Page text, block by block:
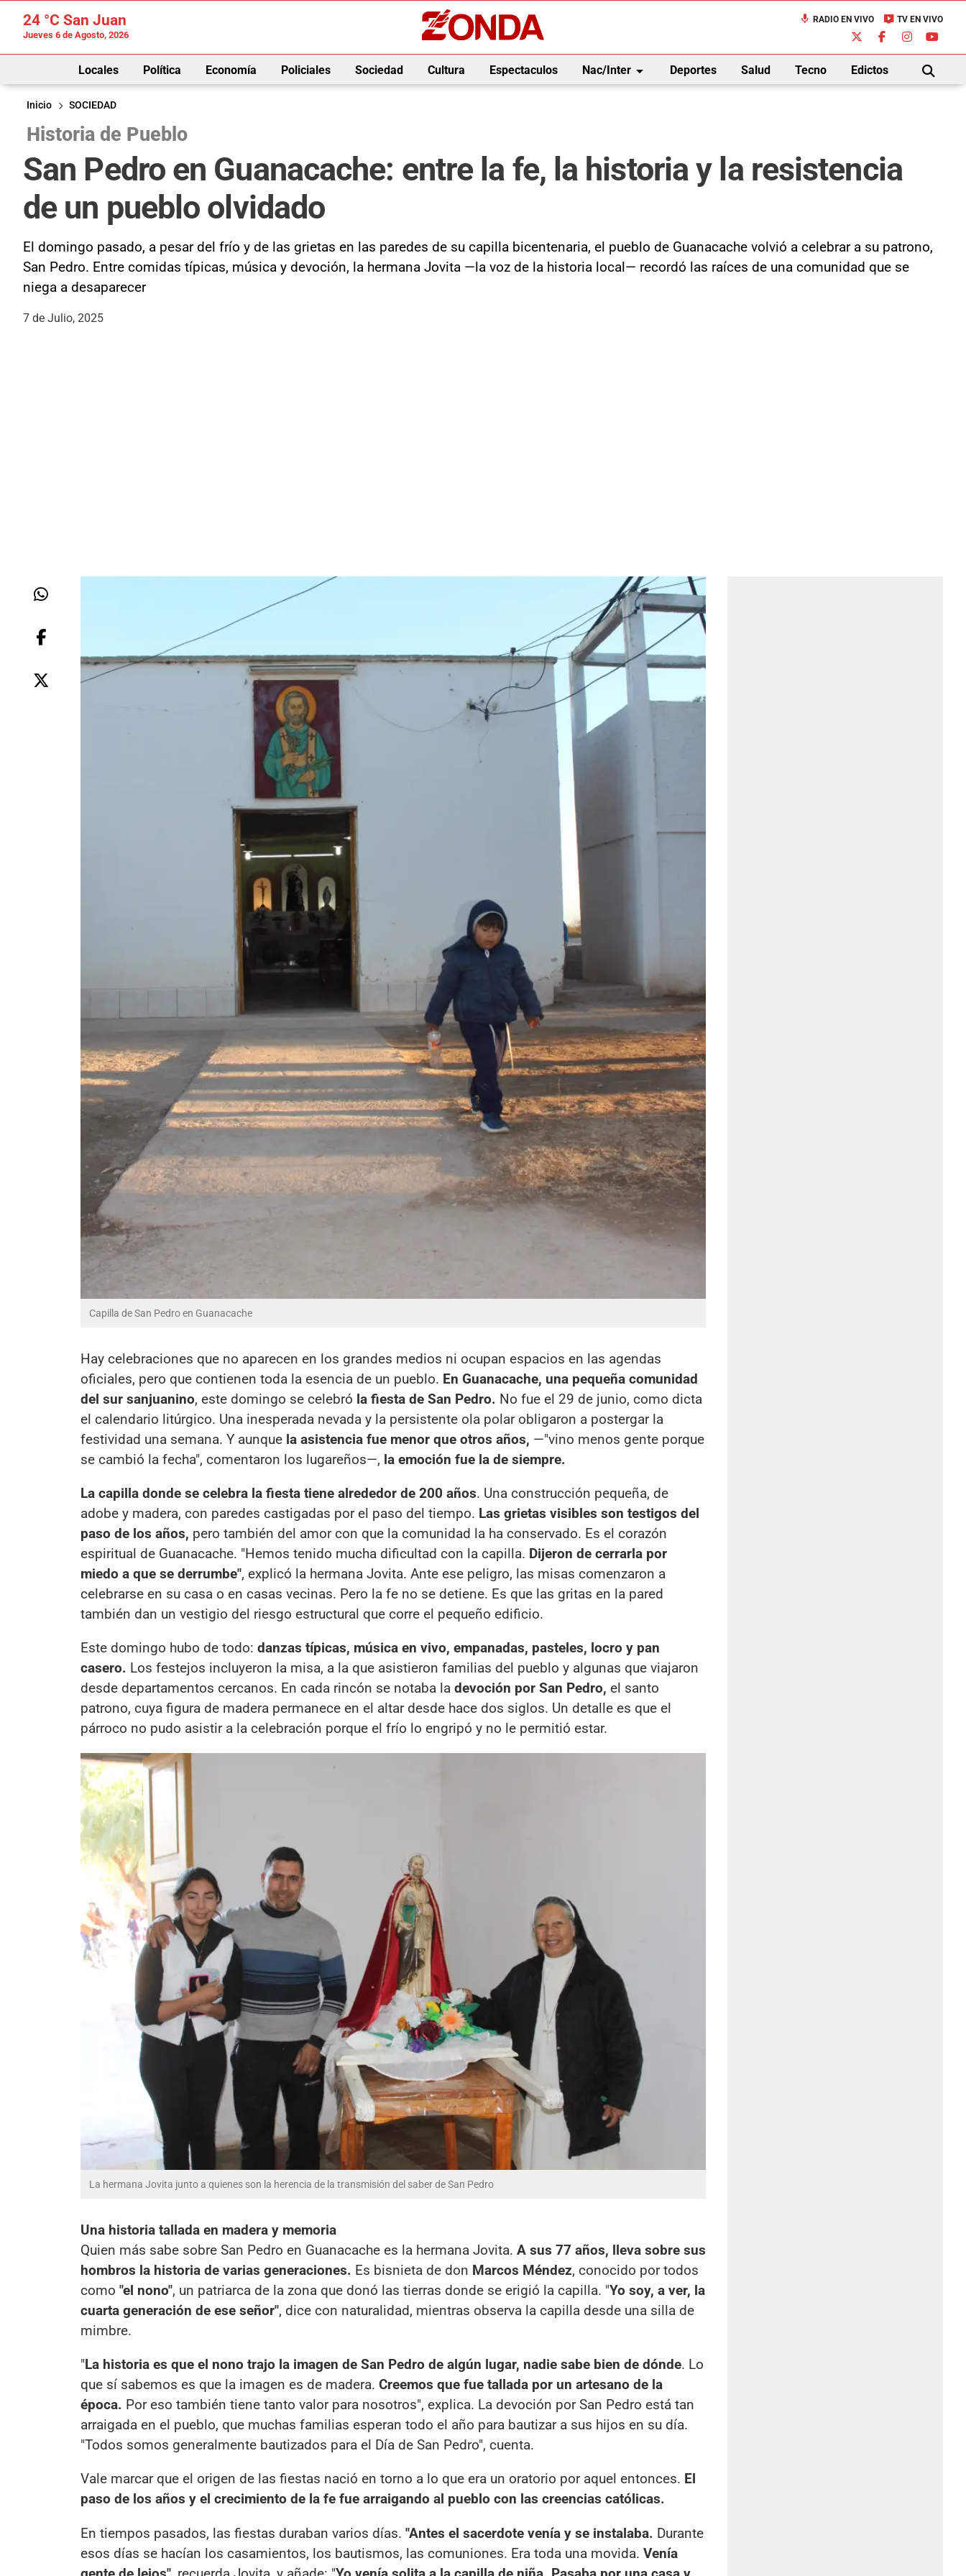
24 °C San Juan
Jueves 6 de Agosto, 2026
mic RADIO EN VIVO live_tv TV EN VIVO
Locales Política Economía Policiales Sociedad Cultura Espectaculos Nac/Interarrow_drop_down Deportes Salud Tecno Edictos
BUSCAR
Inicio
SOCIEDAD
Historia de Pueblo
San Pedro en Guanacache: entre la fe, la historia y la resistencia
de un pueblo olvidado
El domingo pasado, a pesar del frío y de las grietas en las paredes de su capilla bicentenaria, el pueblo de Guanacache volvió a celebrar a su patrono,
San Pedro. Entre comidas típicas, música y devoción, la hermana Jovita —la voz de la historia local— recordó las raíces de una comunidad que se
niega a desaparecer
7 de Julio, 2025
Capilla de San Pedro en Guanacache
Hay celebraciones que no aparecen en los grandes medios ni ocupan espacios en las agendas
oficiales, pero que contienen toda la esencia de un pueblo. En Guanacache, una pequeña comunidad
del sur sanjuanino, este domingo se celebró la fiesta de San Pedro. No fue el 29 de junio, como dicta
el calendario litúrgico. Una inesperada nevada y la persistente ola polar obligaron a postergar la
festividad una semana. Y aunque la asistencia fue menor que otros años, —"vino menos gente porque
se cambió la fecha", comentaron los lugareños—, la emoción fue la de siempre.
La capilla donde se celebra la fiesta tiene alrededor de 200 años. Una construcción pequeña, de
adobe y madera, con paredes castigadas por el paso del tiempo. Las grietas visibles son testigos del
paso de los años, pero también del amor con que la comunidad la ha conservado. Es el corazón
espiritual de Guanacache. "Hemos tenido mucha dificultad con la capilla. Dijeron de cerrarla por
miedo a que se derrumbe", explicó la hermana Jovita. Ante ese peligro, las misas comenzaron a
celebrarse en su casa o en casas vecinas. Pero la fe no se detiene. Es que las gritas en la pared
también dan un vestigio del riesgo estructural que corre el pequeño edificio.
Este domingo hubo de todo: danzas típicas, música en vivo, empanadas, pasteles, locro y pan
casero. Los festejos incluyeron la misa, a la que asistieron familias del pueblo y algunas que viajaron
desde departamentos cercanos. En cada rincón se notaba la devoción por San Pedro, el santo
patrono, cuya figura de madera permanece en el altar desde hace dos siglos. Un detalle es que el
párroco no pudo asistir a la celebración porque el frío lo engripó y no le permitió estar.
La hermana Jovita junto a quienes son la herencia de la transmisión del saber de San Pedro
Una historia tallada en madera y memoria
Quien más sabe sobre San Pedro en Guanacache es la hermana Jovita. A sus 77 años, lleva sobre sus
hombros la historia de varias generaciones. Es bisnieta de don Marcos Méndez, conocido por todos
como "el nono", un patriarca de la zona que donó las tierras donde se erigió la capilla. "Yo soy, a ver, la
cuarta generación de ese señor", dice con naturalidad, mientras observa la capilla desde una silla de
mimbre.
"La historia es que el nono trajo la imagen de San Pedro de algún lugar, nadie sabe bien de dónde. Lo
que sí sabemos es que la imagen es de madera. Creemos que fue tallada por un artesano de la
época. Por eso también tiene tanto valor para nosotros", explica. La devoción por San Pedro está tan
arraigada en el pueblo, que muchas familias esperan todo el año para bautizar a sus hijos en su día.
"Todos somos generalmente bautizados para el Día de San Pedro", cuenta.
Vale marcar que el origen de las fiestas nació en torno a lo que era un oratorio por aquel entonces. El
paso de los años y el crecimiento de la fe fue arraigando al pueblo con las creencias católicas.
En tiempos pasados, las fiestas duraban varios días. "Antes el sacerdote venía y se instalaba. Durante
esos días se hacían los casamientos, los bautismos, las comuniones. Era toda una movida. Venía